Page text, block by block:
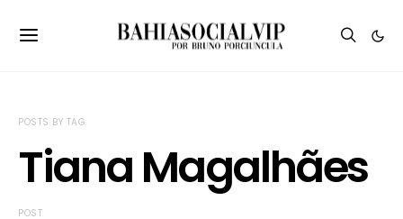
POSTS BY TAG
Tiana Magalhães
POST